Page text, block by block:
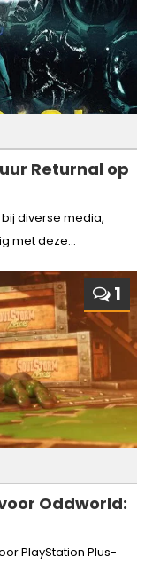
Returnal op
diverse media,
met deze...
1
Oddworld:
PlayStation Plus-